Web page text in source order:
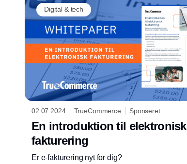
Digital & tech
02.07.2024 TrueCommerce Sponseret
En introduktion til elektronisk
fakturering
Er e-fakturering nyt for dig?